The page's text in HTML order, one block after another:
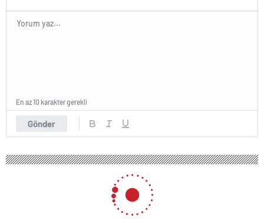
Gönder
En az 10 karakter gerekli